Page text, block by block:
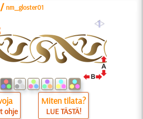
/ nm_gloster01
a
ohje
Miten tilata?
LUE TÄSTÄ!